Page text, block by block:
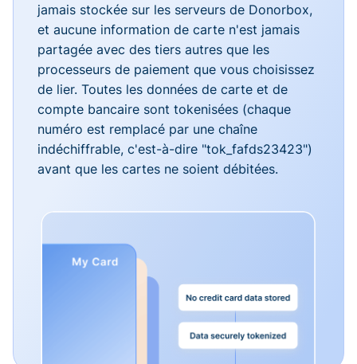
jamais stockée sur les serveurs de Donorbox,
et aucune information de carte n'est jamais
partagée avec des tiers autres que les
processeurs de paiement que vous choisissez
de lier. Toutes les données de carte et de
compte bancaire sont tokenisées (chaque
numéro est remplacé par une chaîne
indéchiffrable, c'est-à-dire "tok_fafds23423")
avant que les cartes ne soient débitées.